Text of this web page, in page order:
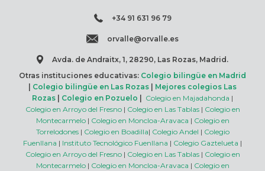
+34 91 631 96 79
orvalle@orvalle.es
Avda. de Andraitx, 1, 28290, Las Rozas, Madrid.
Otras instituciones educativas: Colegio bilingüe en Madrid
Colegio bilingüe en Las Rozas
Mejores colegios Las
Rozas
Colegio en Pozuelo Colegio en Majadahonda |
Colegio en Arroyo del Fresno| Colegio en Las Tablas| Colegio en
Montecarmelo| Colegio en Moncloa-Aravaca | Colegio en
Torrelodones| Colegio en Boadilla| Colegio Andel | Colegio
Fuenllana | Instituto Tecnológico Fuenllana | Colegio Gaztelueta |
Colegio en Arroyo del Fresno| Colegio en Las Tablas| Colegio en
Montecarmelo| Colegio en Moncloa-Aravaca | Colegio en